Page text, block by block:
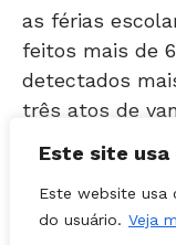
Este site usa
Este website usa
do usuário. Veja
feitos mais de
detectados
três atos de
abordagens a
inspetor José
tendo um